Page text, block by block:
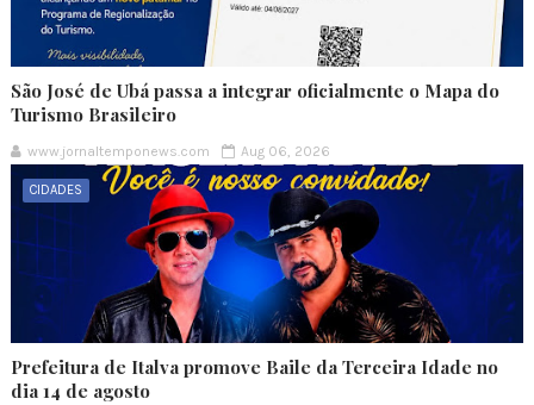
São José de Ubá passa a integrar oficialmente o Mapa do
Turismo Brasileiro
www.jornaltemponews.com Aug 06, 2026
CIDADES
Prefeitura de Italva promove Baile da Terceira Idade no
dia 14 de agosto